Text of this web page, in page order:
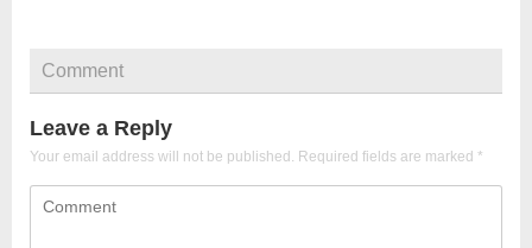
Comment
Leave a Reply
Your email address will not be published. Required fields are marked *